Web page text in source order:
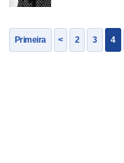
Primeira < 2 3 4